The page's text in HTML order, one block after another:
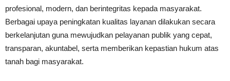
profesional, modern, dan berintegritas kepada masyarakat.
Berbagai upaya peningkatan kualitas layanan dilakukan secara
berkelanjutan guna mewujudkan pelayanan publik yang cepat,
transparan, akuntabel, serta memberikan kepastian hukum atas
tanah bagi masyarakat.